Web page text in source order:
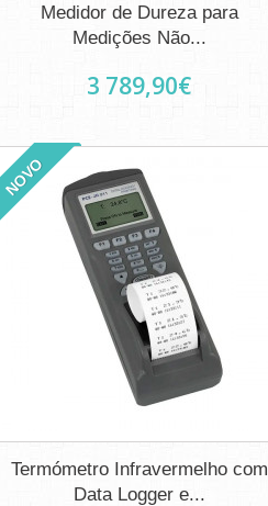
Medidor de Dureza para
Medições Não...
3 789,90€
NOVO
Termómetro Infravermelho com
Data Logger e...